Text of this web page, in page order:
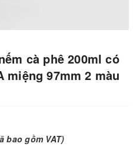
cà phê 200ml có
miệng 97mm 2 màu
bao gồm VAT)